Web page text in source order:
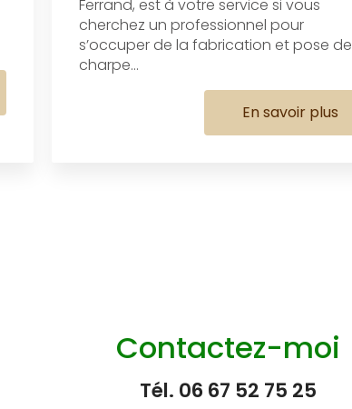
Ferrand, est à votre service si vous
cherchez un professionnel pour
s’occuper de la fabrication et pose de
charpe...
En savoir plus
Contactez-moi
Tél. 06 67 52 75 25